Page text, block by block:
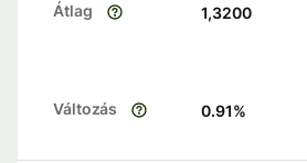
Átlag 1,3200
Változás 0.91%